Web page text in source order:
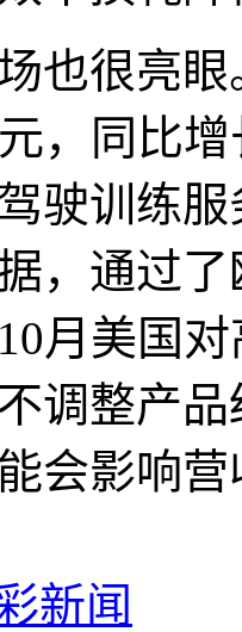
也很亮
，同比
驶训练
，通过
月美国
调整产
会影响
新闻